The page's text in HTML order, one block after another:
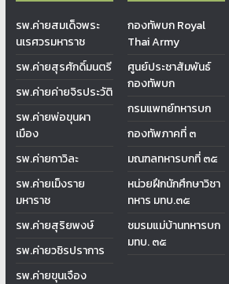
รพ.ค่ายสมเด็จพระ
นเรศวรมหาราช
รพ.ค่ายสุรศักดิ์มนตรี
รพ.ค่ายค่ายจิรประวัติ
รพ.ค่ายพ่อขุนผา
เมือง
รพ.ค่ายกาวิละ
รพ.ค่ายเม็งราย
มหาราช
รพ.ค่ายสุริยพงษ์
รพ.ค่ายวชิรปราการ
รพ.ค่ายขุนเจือง
กองทัพบก Royal
Thai Army
ศูนย์ประชาสัมพันธ์
กองทัพบก
กรมแพทย์ทหารบก
กองทัพภาคที่ ๓
มณฑลทหารบกที่ ๓๕
หน่วยฝึกนักศึกษาวิชา
ทหาร มทบ.๓๕
ชมรมแม่บ้านทหารบก
มทบ. ๓๕